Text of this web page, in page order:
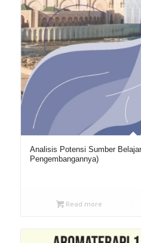
Analisis Potensi Sumber
Pengembangannya)
Read more